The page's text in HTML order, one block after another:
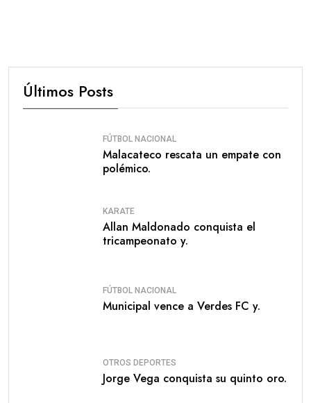
Últimos Posts
FÚTBOL NACIONAL
Malacateco rescata un empate con
polémico.
KARATE
Allan Maldonado conquista el
tricampeonato y.
FÚTBOL NACIONAL
Municipal vence a Verdes FC y.
OTROS DEPORTES
Jorge Vega conquista su quinto oro.